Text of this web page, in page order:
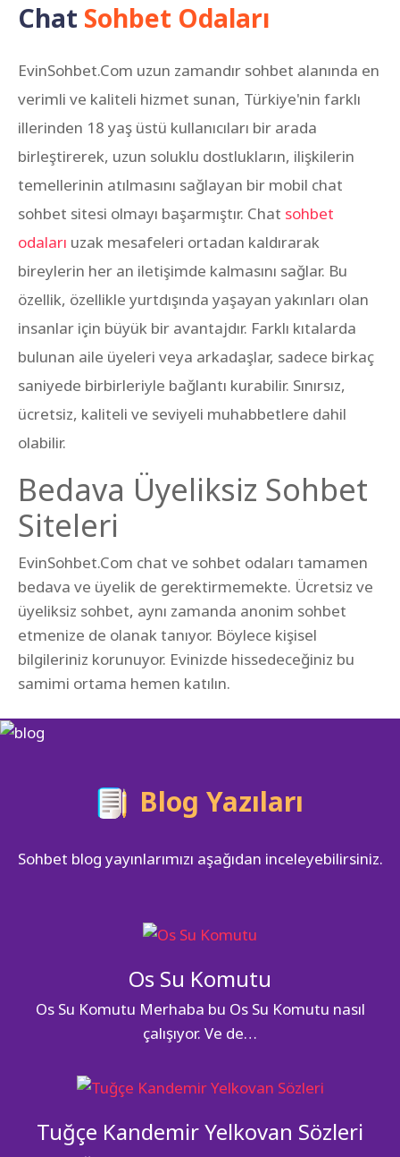
Chat Sohbet Odaları
EvinSohbet.Com uzun zamandır sohbet alanında en
verimli ve kaliteli hizmet sunan, Türkiye'nin farklı
illerinden 18 yaş üstü kullanıcıları bir arada
birleştirerek, uzun soluklu dostlukların, ilişkilerin
temellerinin atılmasını sağlayan bir mobil chat
sohbet sitesi olmayı başarmıştır. Chat sohbet
odaları uzak mesafeleri ortadan kaldırarak
bireylerin her an iletişimde kalmasını sağlar. Bu
özellik, özellikle yurtdışında yaşayan yakınları olan
insanlar için büyük bir avantajdır. Farklı kıtalarda
bulunan aile üyeleri veya arkadaşlar, sadece birkaç
saniyede birbirleriyle bağlantı kurabilir. Sınırsız,
ücretsiz, kaliteli ve seviyeli muhabbetlere dahil
olabilir.
Bedava Üyeliksiz Sohbet
Siteleri
EvinSohbet.Com chat ve sohbet odaları tamamen
bedava ve üyelik de gerektirmemekte. Ücretsiz ve
üyeliksiz sohbet, aynı zamanda anonim sohbet
etmenize de olanak tanıyor. Böylece kişisel
bilgileriniz korunuyor. Evinizde hissedeceğiniz bu
samimi ortama hemen katılın.
Blog Yazıları
Sohbet blog yayınlarımızı aşağıdan inceleyebilirsiniz.
Os Su Komutu
Os Su Komutu Merhaba bu Os Su Komutu nasıl
çalışıyor. Ve de…
Tuğçe Kandemir Yelkovan Sözleri